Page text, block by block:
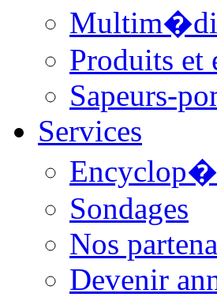
Produits et
Sapeurs-
Services
Sondages
Nos
Devenir